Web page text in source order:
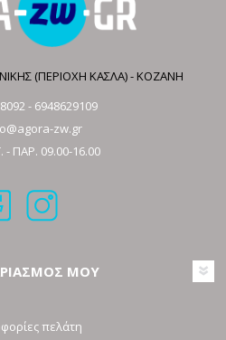
(ΠΕΡΙΟΧΗ ΚΑΣΛΑ) - ΚΟΖΑΝΗ
- 6948629109
zw.gr
- ΠΑΡ. 09.00-16.00
ΜΟΥ
πελάτη